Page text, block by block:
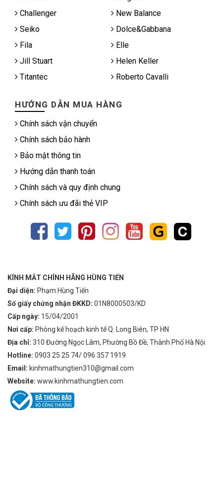
Challenger
New Balance
Seiko
Dolce&Gabbana
Fila
Elle
Jill Stuart
Helen Keller
Titantec
Roberto Cavalli
HƯỚNG DẪN MUA HÀNG
Chính sách vận chuyển
Chính sách bảo hành
Bảo mật thông tin
Hướng dẫn thanh toán
Chính sách và quy định chung
Chính sách ưu đãi thẻ VIP
KÍNH MẮT CHÍNH HÃNG HÙNG TIẾN
Đại diện: Phạm Hùng Tiến
Số giấy chứng nhận ĐKKD: 01N8000503/KD
Cấp ngày: 15/04/2001
Nơi cấp: Phòng kế hoạch kinh tế Q. Long Biên, TP HN
Địa chỉ: 310 Đường Ngọc Lâm, Phường Bồ Đề, Thành Phố Hà Nội
Hotline: 0903 25 25 74/ 096 357 1919
Email: kinhmathungtien310@gmail.com
Website: www.kinhmathungtien.com